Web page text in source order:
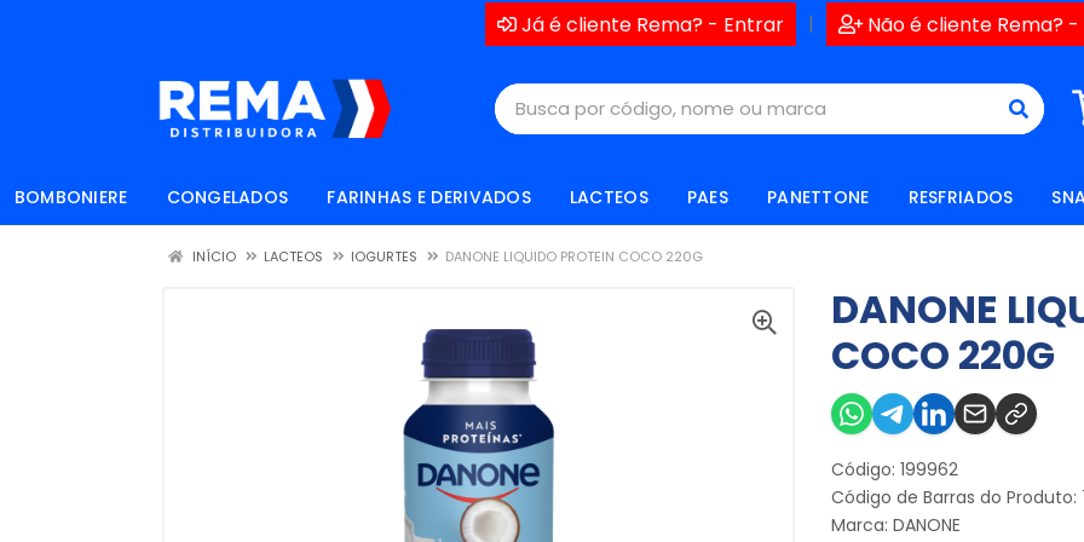
Já é cliente Rema? - Entrar | Não é cliente Rema?
BOMBONIERE CONGELADOS FARINHAS E DERIVADOS LACTEOS PAES PANETTONE RESFRIADOS
INÍCIO LACTEOS IOGURTES DANONE LIQUIDO PROTEIN COCO 220G
DANONE
COCO 220G
Código: 199962
Código de Barras do Produto:
Marca: DANONE